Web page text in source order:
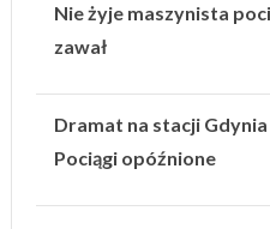
Nie żyje maszynista
zawał
Dramat na stacji
Pociągi opóźnione